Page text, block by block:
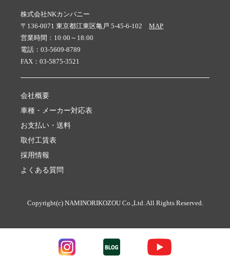
株式会社NKカンパニー
〒136-0071 東京都江東区亀戸 5-45-6-102MAP
営業時間：10:00～18:00
電話：03-5609-8789
FAX：03-5875-3521
会社概要
車種・メーカー対応表
お支払い・送料
取付工賃表
採用情報
よくある質問
Copyright(c) NAMINORIKOZOU Co.,Ltd. All Rights Reserved.